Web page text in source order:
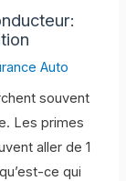
Auto
souvent
Les primes
aller de 1
ce qui